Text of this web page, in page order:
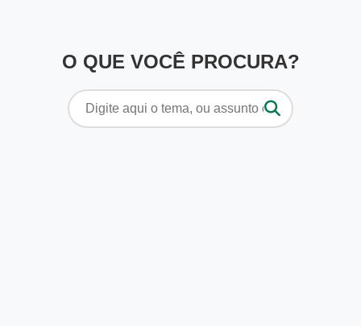
O QUE VOCÊ PROCURA?
Pesquisar
por: